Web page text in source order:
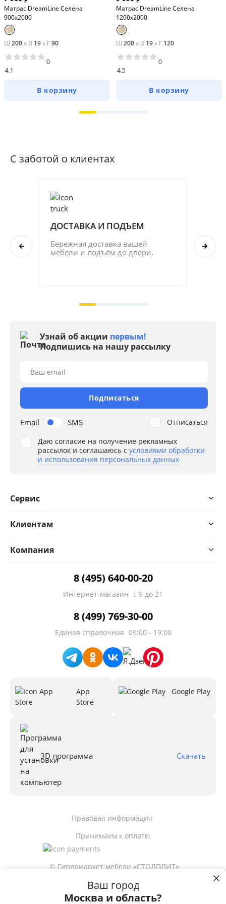
Ваш город
Москва и область?
Матрас DreamLine Селена
900x2000
Ш 200x В 19x Г90
4.1
0
В корзину
Матрас DreamLine Селена
1200x2000
Ш 200x В 19x Г 120
4.5
0
В корзину
С заботой о клиентах
ДОСТАВКА И ПОДЪЕМ
Бережная доставка вашей
мебели и подъём до двери.
Узнай об акции первым!
Подпишись на нашу рассылку
Email SMS
Ваш email
Подписаться
Даю согласие на получение рекламных
рассылок и соглашаюсь с условиями обработки
и использования персональных данных
Отписаться
Сервис
Клиентам
Компания
8 (495) 640-00-20
Интернет-магазин с 9 до 21
8 (499) 769-30-00
Единая справочная 09:00 - 19:00
App
Store
Google Play
3D программа Скачать
© Гипермаркет мебели «СТОЛПЛИТ»
Принимаем к оплате:
Правовая информация